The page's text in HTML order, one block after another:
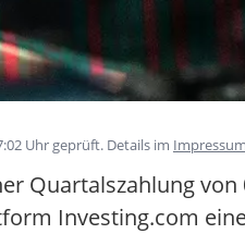
Uhr geprüft. Details im Impressum
Quartalszahlung von
Investing.com